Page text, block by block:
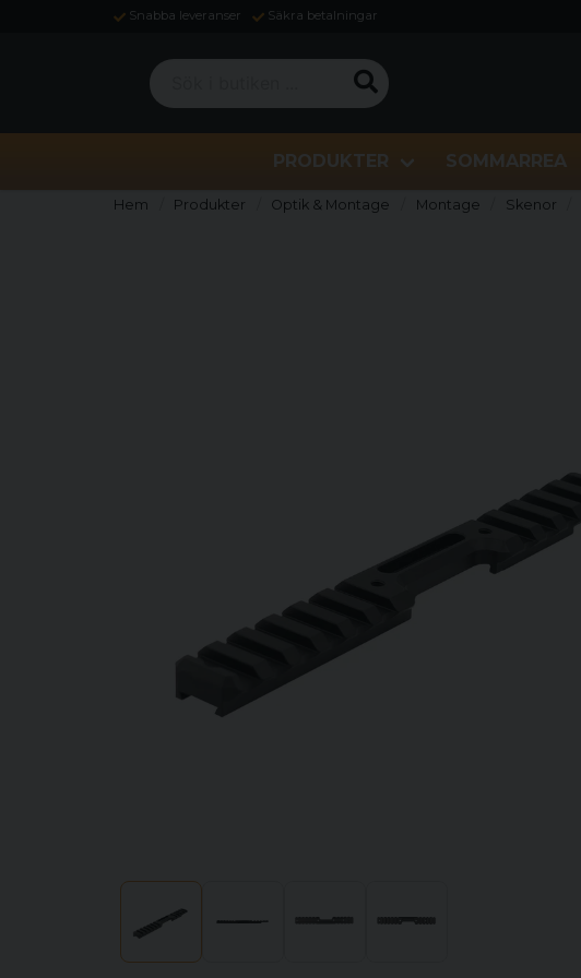
Snabba leveranser Säkra betalningar
Sök i butiken ...
PRODUKTER SOMMARREA
Hem Produkter Optik & Montage Montage Skenor